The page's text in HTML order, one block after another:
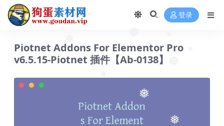
❅
❅ ❅ ❅
❅
登录
Piotnet Addons For Elementor Pro
v6.5.15-Piotnet 插件【Ab-0138】